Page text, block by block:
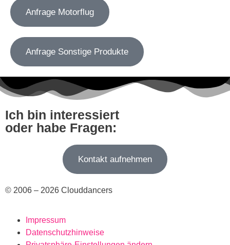
Anfrage Motorflug
Anfrage Sonstige Produkte
Ich bin interessiert
oder habe Fragen:
Kontakt aufnehmen
© 2006 – 2026 Clouddancers
Impressum
Datenschutzhinweise